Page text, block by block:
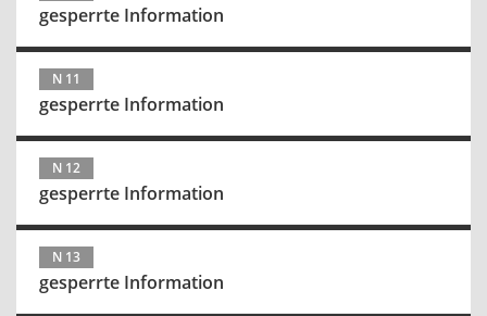
gesperrte Information
N 11
gesperrte Information
N 12
gesperrte Information
N 13
gesperrte Information